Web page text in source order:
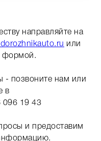
направляйте на
или
формой.
- позвоните нам или
в
096 19 43
и предоставим